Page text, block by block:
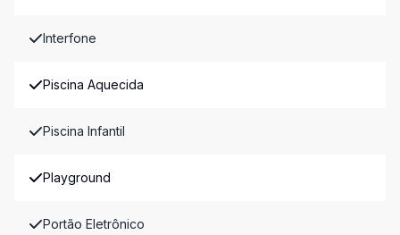
Interfone
Piscina Aquecida
Piscina Infantil
Playground
Portão Eletrônico